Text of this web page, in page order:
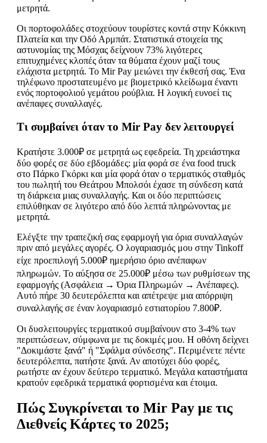
μετρητά.
Οι πορτοφολάδες στοχεύουν τουρίστες κοντά στην Κόκκινη
Πλατεία και την Οδό Αρμπάτ. Στατιστικά στοιχεία της
αστυνομίας της Μόσχας δείχνουν 73% λιγότερες
επιτυχημένες κλοπές όταν τα θύματα έχουν μαζί τους
ελάχιστα μετρητά. Το Mir Pay μειώνει την έκθεσή σας. Ένα
τηλέφωνο προστατευμένο με βιομετρικό κλείδωμα έναντι
ενός πορτοφολιού γεμάτου ρούβλια. Η λογική ευνοεί τις
ανέπαφες συναλλαγές.
Τι συμβαίνει όταν το Mir Pay δεν λειτουργεί
Κρατήστε 3.000₽ σε μετρητά ως εφεδρεία. Τη χρειάστηκα
δύο φορές σε δύο εβδομάδες: μία φορά σε ένα food truck
στο Πάρκο Γκόρκι και μία φορά όταν ο τερματικός σταθμός
του πωλητή του Θεάτρου Μπολσόι έχασε τη σύνδεση κατά
τη διάρκεια μιας συναλλαγής. Και οι δύο περιπτώσεις
επιλύθηκαν σε λιγότερο από δύο λεπτά πληρώνοντας με
μετρητά.
Ελέγξτε την τραπεζική σας εφαρμογή για όρια συναλλαγών
πριν από μεγάλες αγορές. Ο λογαριασμός μου στην Tinkoff
είχε προεπιλογή 5.000₽ ημερήσιο όριο ανέπαφων
πληρωμών. Το αύξησα σε 25.000₽ μέσω των ρυθμίσεων της
εφαρμογής (Ασφάλεια → Όρια Πληρωμών → Ανέπαφες).
Αυτό πήρε 30 δευτερόλεπτα και απέτρεψε μια απόρριψη
συναλλαγής σε έναν λογαριασμό εστιατορίου 7.800₽.
Οι δυσλειτουργίες τερματικού συμβαίνουν στο 3-4% των
περιπτώσεων, σύμφωνα με τις δοκιμές μου. Η οθόνη δείχνει
"Δοκιμάστε ξανά" ή "Σφάλμα σύνδεσης". Περιμένετε πέντε
δευτερόλεπτα, πατήστε ξανά. Αν αποτύχει δύο φορές,
ρωτήστε αν έχουν δεύτερο τερματικό. Μεγάλα καταστήματα
κρατούν εφεδρικά τερματικά φορτισμένα και έτοιμα.
Πώς Συγκρίνεται το Mir Pay με τις
Διεθνείς Κάρτες το 2025;